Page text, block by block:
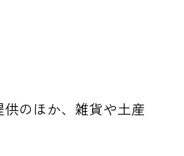
のほか、雑貨や土産